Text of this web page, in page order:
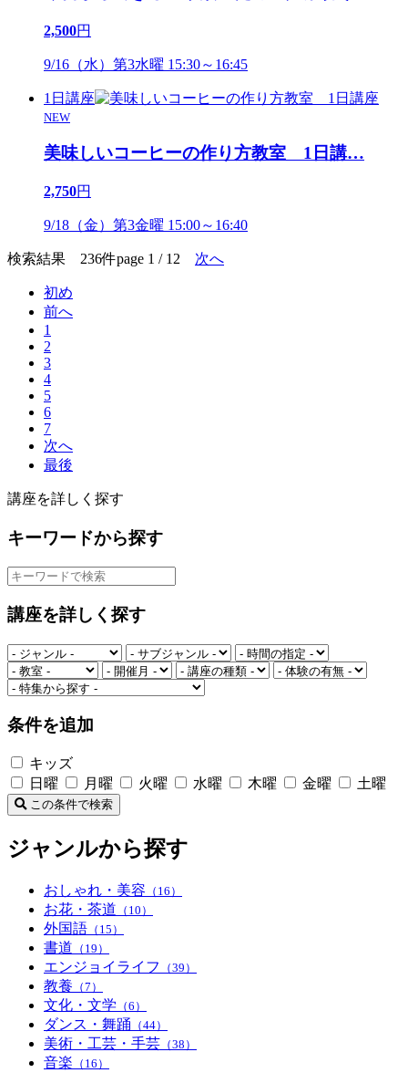
2,500円
9/16（水）第3水曜 15:30～16:45
1日講座
NEW
美味しいコーヒーの作り方教室 1日講…
2,750円
9/18（金）第3金曜 15:00～16:40
検索結果 236件page 1 / 12 次へ
初め
前へ
1
2
3
4
5
6
7
次へ
最後
講座を詳しく探す
キーワードから探す
講座を詳しく探す
条件を追加
キッズ
日曜
月曜 火曜 水曜 木曜 金曜 土曜
この条件で検索
ジャンルから探す
おしゃれ・美容 （16）
お花・茶道 （10）
外国語 （15）
書道 （19）
エンジョイライフ （39）
教養 （7）
文化・文学 （6）
ダンス・舞踊 （44）
美術・工芸・手芸 （38）
音楽 （16）